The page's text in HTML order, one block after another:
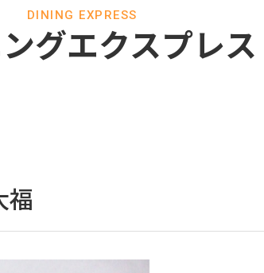
グエクスプレス
DINING EXPRESS